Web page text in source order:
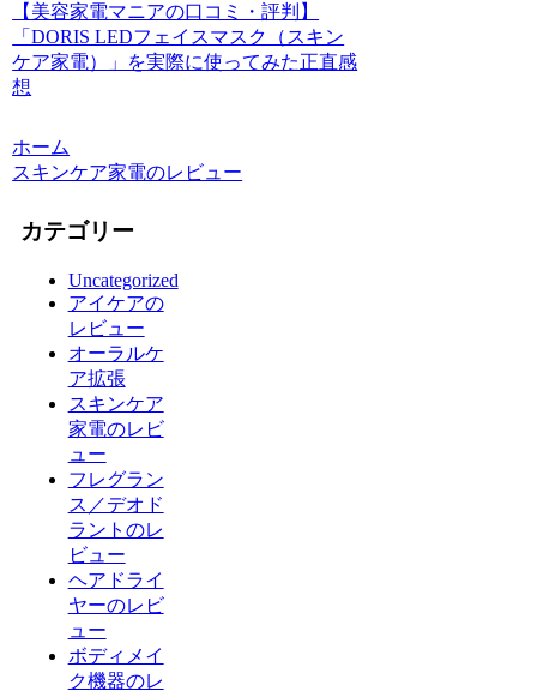
【美容家電マニアの口コミ・評判】
「DORIS LEDフェイスマスク（スキン
ケア家電）」を実際に使ってみた正直感
想
ホーム
スキンケア家電のレビュー
カテゴリー
Uncategorized
アイケアの
レビュー
オーラルケ
ア拡張
スキンケア
家電のレビ
ュー
フレグラン
ス／デオド
ラントのレ
ビュー
ヘアドライ
ヤーのレビ
ュー
ボディメイ
ク機器のレ